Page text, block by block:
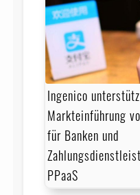
Ingenico
Markteinführung
für Banken und
PPaaS